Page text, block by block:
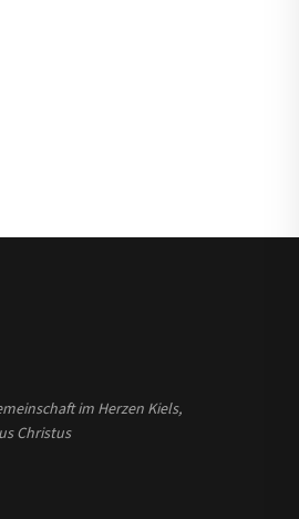
im Herzen Kiels,
Christus